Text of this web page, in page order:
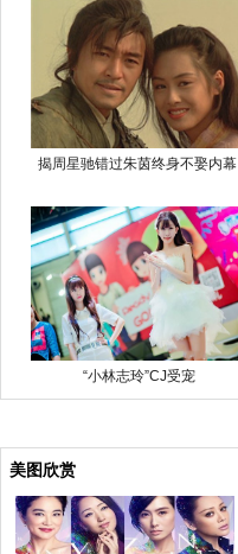
揭周星驰错过朱茵终身不娶内幕
“小林志玲”CJ受宠
美图欣赏